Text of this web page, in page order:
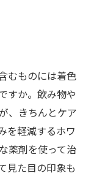
むものには着色
すか。飲み物や
、きちんとケア
を軽減するホワ
薬剤を使って治
見た目の印象も